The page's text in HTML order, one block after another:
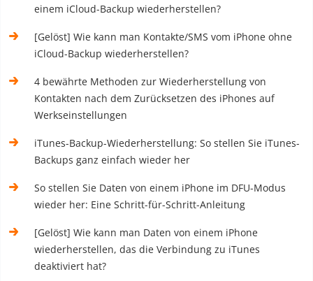
einem iCloud-Backup wiederherstellen?
[Gelöst] Wie kann man Kontakte/SMS vom iPhone ohne
iCloud-Backup wiederherstellen?
4 bewährte Methoden zur Wiederherstellung von
Kontakten nach dem Zurücksetzen des iPhones auf
Werkseinstellungen
iTunes-Backup-Wiederherstellung: So stellen Sie iTunes-
Backups ganz einfach wieder her
So stellen Sie Daten von einem iPhone im DFU-Modus
wieder her: Eine Schritt-für-Schritt-Anleitung
[Gelöst] Wie kann man Daten von einem iPhone
wiederherstellen, das die Verbindung zu iTunes
deaktiviert hat?